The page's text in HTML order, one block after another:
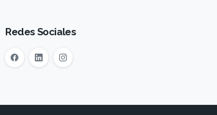
Redes Sociales